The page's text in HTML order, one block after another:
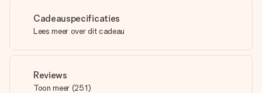
Cadeauspecificaties
Lees meer over dit cadeau
Reviews
Toon meer (251)